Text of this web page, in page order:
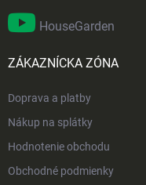
HouseGarden
ZÁKAZNÍCKA ZÓNA
Doprava a platby
Nákup na splátky
Hodnotenie obchodu
Obchodné podmienky